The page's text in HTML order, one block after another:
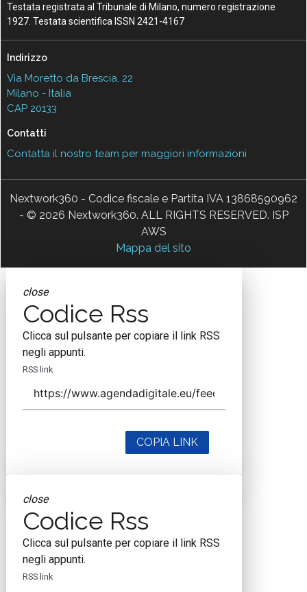
Testata registrata al Tribunale di Milano, numero registrazione
1927. Testata scientifica ISSN 2421-4167
Indirizzo
Via Moretto da Brescia, 22
Milano - Italia
CAP 20133
Contatti
Contatta il nostro team per maggiori informazioni
Nextwork360 - Codice fiscale e Partita IVA 13868590962
- © 2026 Nextwork360. ALL RIGHTS RESERVED. ISP
AWS
Mappa del sito
close
Codice Rss
Clicca sul pulsante per copiare il link RSS
negli appunti.
RSS link
COPIA LINK
close
Codice Rss
Clicca sul pulsante per copiare il link RSS
negli appunti.
RSS link